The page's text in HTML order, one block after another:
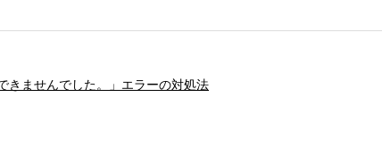
きませんでした。」エラーの対処法